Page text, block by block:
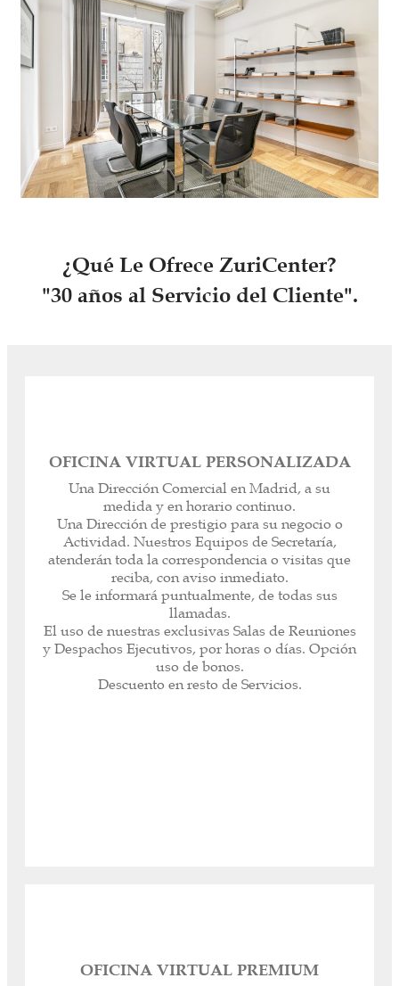
¿Qué Le Ofrece ZuriCenter?
"30 años al Servicio del Cliente".
OFICINA VIRTUAL PERSONALIZADA
Una Dirección Comercial en Madrid, a su
medida y en horario continuo.
Una Dirección de prestigio para su negocio o
Actividad. Nuestros Equipos de Secretaría,
atenderán toda la correspondencia o visitas que
reciba, con aviso inmediato.
Se le informará puntualmente, de todas sus
llamadas.
El uso de nuestras exclusivas Salas de Reuniones
y Despachos Ejecutivos, por horas o días. Opción
uso de bonos.
Descuento en resto de Servicios.
La Oficina Virtual a la medida del cliente.
Contrate el Servicio que mejor se adecue a sus
necesidades (Oficina Virtual Básica y Oficina
Virtual Premium)
Domicilios Sociales, Fiscales y Sedes
Comerciales con los Servicios que necesite.
Atención de llamadas personalizada, desvío
telefónico o franjas horarias.
Oficina Administrativa Presencial o Virtual.
Ahorre costes sin necesidad de desplazarse.
Descuentos en alquiler de Despachos y Salas de
Reuniones.
OFICINA VIRTUAL PREMIUM